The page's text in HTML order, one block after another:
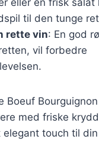
til den tunge
rette vin: En god
vil forbedre
Boeuf
med friske
elegant touch til